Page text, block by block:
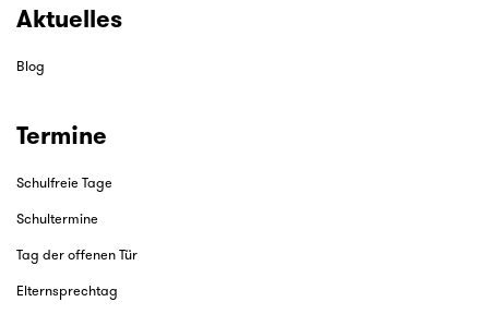
Aktuelles
Blog
Termine
Schulfreie Tage
Schultermine
Tag der offenen Tür
Elternsprechtag